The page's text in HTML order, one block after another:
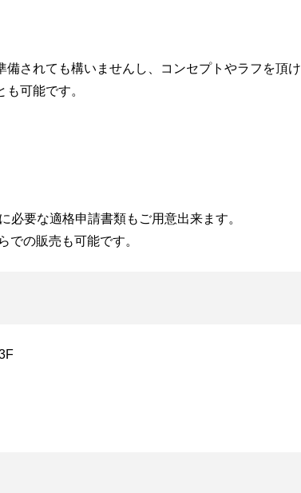
されても構いませんし、コンセプトやラフを頂け
可能です。
要な適格申請書類もご用意出来ます。
での販売も可能です。